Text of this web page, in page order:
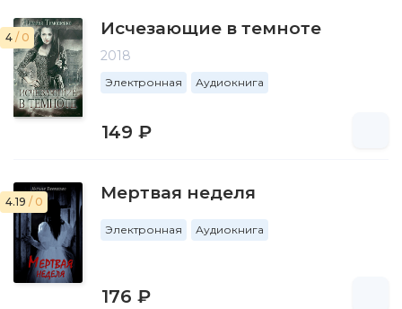
4 / 0 Исчезающие в темноте
2018
Электронная Аудиокнига
149 ₽
4.19 / 0 Мертвая неделя
Электронная Аудиокнига
176 ₽